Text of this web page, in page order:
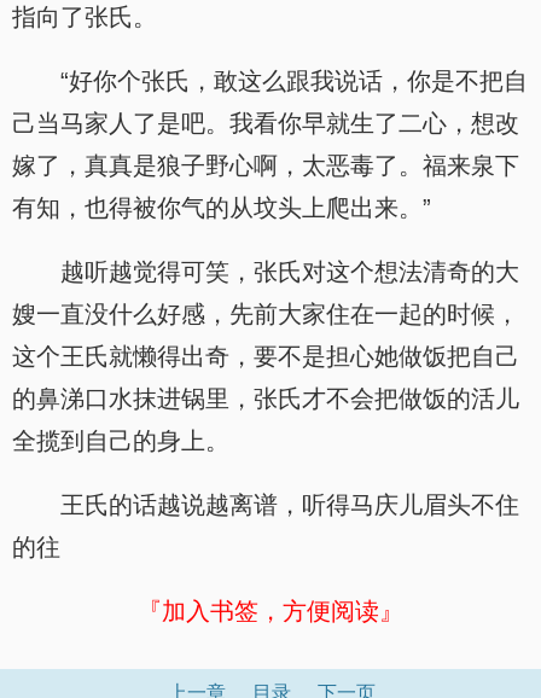
指向了张氏。
“好你个张氏，敢这么跟我说话，你是不把自
己当马家人了是吧。我看你早就生了二心，想改
嫁了，真真是狼子野心啊，太恶毒了。福来泉下
有知，也得被你气的从坟头上爬出来。”
越听越觉得可笑，张氏对这个想法清奇的大
嫂一直没什么好感，先前大家住在一起的时候，
这个王氏就懒得出奇，要不是担心她做饭把自己
的鼻涕口水抹进锅里，张氏才不会把做饭的活儿
全揽到自己的身上。
王氏的话越说越离谱，听得马庆儿眉头不住
的往
『加入书签，方便阅读』
上一章 目录 下一页